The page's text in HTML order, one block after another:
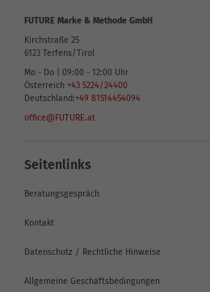
FUTURE Marke & Methode GmbH
Kirchstraße 25
6123 Terfens/Tirol
Mo - Do | 09:00 - 12:00 Uhr
Österreich +43 5224/24400
Deutschland:+49 81514454094
office@FUTURE.at
Seitenlinks
Beratungsgespräch
Kontakt
Datenschutz / Rechtliche Hinweise
Allgemeine Geschäftsbedingungen